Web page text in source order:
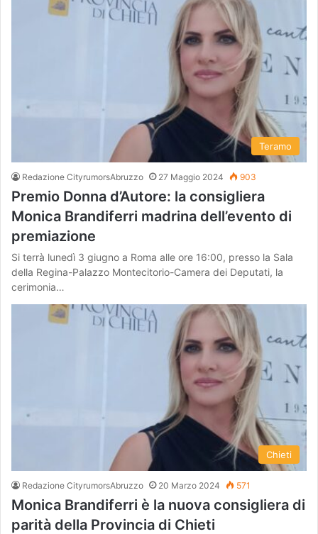
Teramo
Redazione CityrumorsAbruzzo 27 Maggio 2024 903
Premio Donna d’Autore: la consigliera
Monica Brandiferri madrina dell’evento di
premiazione
Si terrà lunedì 3 giugno a Roma alle ore 16:00, presso la Sala
della Regina-Palazzo Montecitorio-Camera dei Deputati, la
cerimonia…
Chieti
Redazione CityrumorsAbruzzo 20 Marzo 2024 571
Monica Brandiferri è la nuova consigliera di
parità della Provincia di Chieti